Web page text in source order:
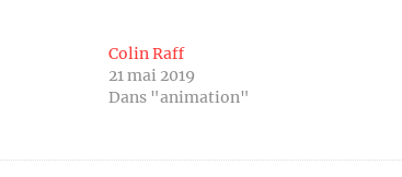
Colin Raff
21 mai 2019
Dans "animation"